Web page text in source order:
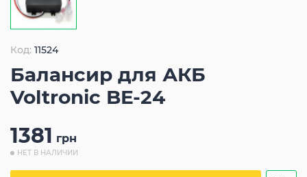
Код: 11524
Балансир для АКБ
Voltronic BE-24
1381 грн
НЕТ В НАЛИЧИИ